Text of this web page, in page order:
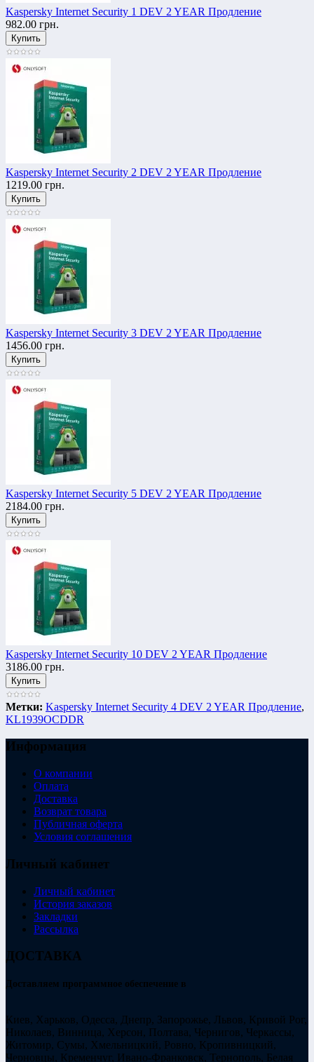
Kaspersky Internet Security 1 DEV 2 YEAR Продление
982.00 грн.
Kaspersky Internet Security 2 DEV 2 YEAR Продление
1219.00 грн.
Kaspersky Internet Security 3 DEV 2 YEAR Продление
1456.00 грн.
Kaspersky Internet Security 5 DEV 2 YEAR Продление
2184.00 грн.
Kaspersky Internet Security 10 DEV 2 YEAR Продление
3186.00 грн.
Метки: Kaspersky Internet Security 4 DEV 2 YEAR Продление,
KL1939OCDDR
Информация
О компании
Оплата
Доставка
Возврат товара
Публичная оферта
Условия соглашения
Личный кабинет
Личный кабинет
История заказов
Закладки
Рассылка
ДОСТАВКА
Доставляем программное обеспечение в
Киев, Харьков, Одесса, Днепр, Запорожье, Львов, Кривой Рог,
Николаев, Винница, Херсон, Полтава, Чернигов, Черкассы,
Житомир, Сумы, Хмельницкий, Ровно, Кропивницкий,
Черновцы, Кременчуг, Ивано-Франковск, Тернополь, Белая